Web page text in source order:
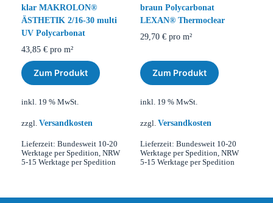
klar MAKROLON®
ÄSTHETIK 2/16-30 multi
UV Polycarbonat
43,85 € pro m²
Zum Produkt
inkl. 19 % MwSt.
zzgl. Versandkosten
Lieferzeit: Bundesweit 10-20
Werktage per Spedition, NRW
5-15 Werktage per Spedition
braun Polycarbonat
LEXAN® Thermoclear
29,70 €pro m²
Zum Produkt
inkl. 19 % MwSt.
zzgl. Versandkosten
Lieferzeit: Bundesweit 10-20
Werktage per Spedition, NRW
5-15 Werktage per Spedition